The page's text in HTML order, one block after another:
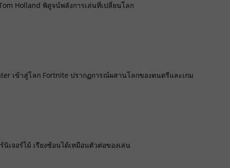
Holland พิสูจน์พลังการเล่นที่เปลี่ยนโลก
เข้าสู่โลก Fortnite ปรากฏการณ์ผสานโลกของดนตรีและเกม
นิเจอร์ไม้ เรียงซ้อนได้เหมือนตัวต่อของเล่น